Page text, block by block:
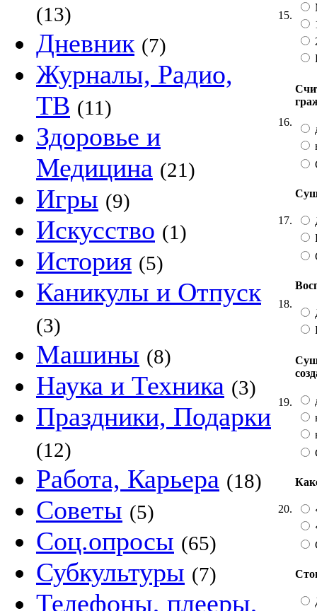
(13)
Дневник (7)
Журналы, Радио,
ТВ (11)
Здоровье и
Медицина (21)
Игры (9)
Искусство (1)
История (5)
Каникулы и Отпуск
(3)
Машины (8)
Наука и Техника (3)
Праздники, Подарки
(12)
Работа, Карьера (18)
Советы (5)
Соц.опросы (65)
Субкультуры (7)
Телефоны, плееры,
15.
16.
17.
18.
19.
20.